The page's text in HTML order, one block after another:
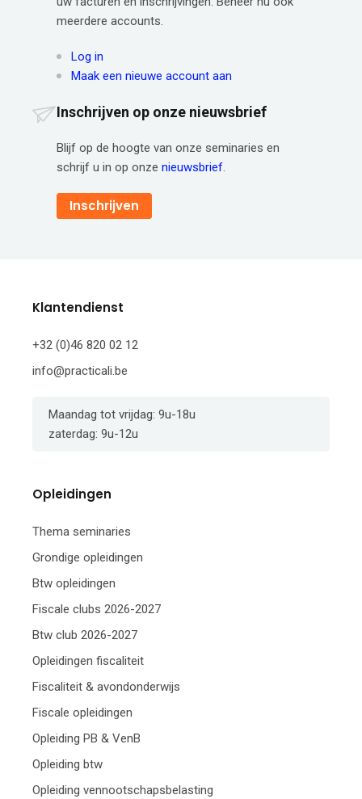
meerdere accounts.
Log in
Maak een nieuwe account aan
Inschrijven op onze nieuwsbrief
Blijf op de hoogte van onze seminaries en
schrijf u in op onze nieuwsbrief.
Inschrijven
Opleidingen
Thema seminaries
Grondige opleidingen
Btw opleidingen
Fiscale clubs 2026-2027
Btw club 2026-2027
Opleidingen fiscaliteit
Fiscaliteit & avondonderwijs
Fiscale opleidingen
Opleiding PB & VenB
Opleiding btw
Opleiding vennootschapsbelasting
Klantendienst
+32 (0)46 820 02 12
info@practicali.be
Maandag tot vrijdag: 9u-18u
zaterdag: 9u-12u